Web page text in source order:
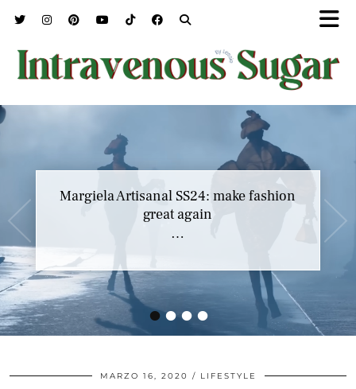
••••
Margiela Artisanal SS24: make fashion
great again
…
MARZO 16, 2020 LIFESTYLE